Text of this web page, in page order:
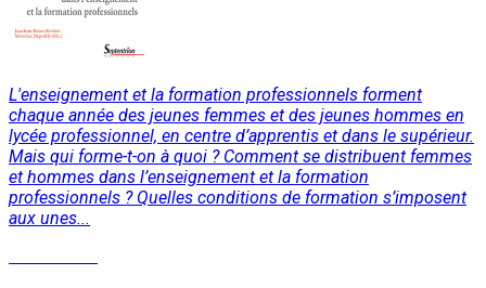
L'enseignement et la formation professionnels forment
chaque année des jeunes femmes et des jeunes hommes en
lycée professionnel, en centre d’apprentis et dans le supérieur.
Mais qui forme-t-on à quoi ? Comment se distribuent femmes
et hommes dans l’enseignement et la formation
professionnels ? Quelles conditions de formation s’imposent
aux unes...